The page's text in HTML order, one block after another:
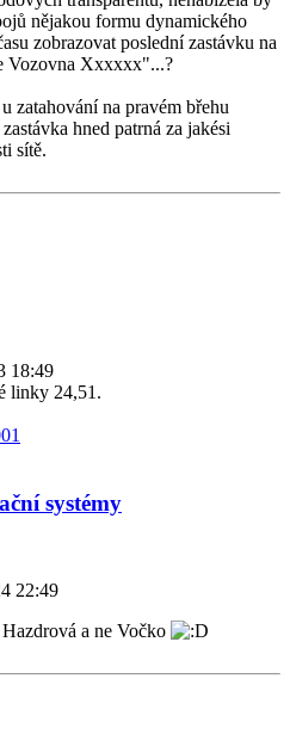
nějakou formu dynamického
zobrazovat poslední zastávku na
Vozovna Xxxxxx"...?
zatahování na pravém břehu
hned patrná za jakési
sítě.
18:49
linky 24,51.
systémy
22:49
a ne Vočko